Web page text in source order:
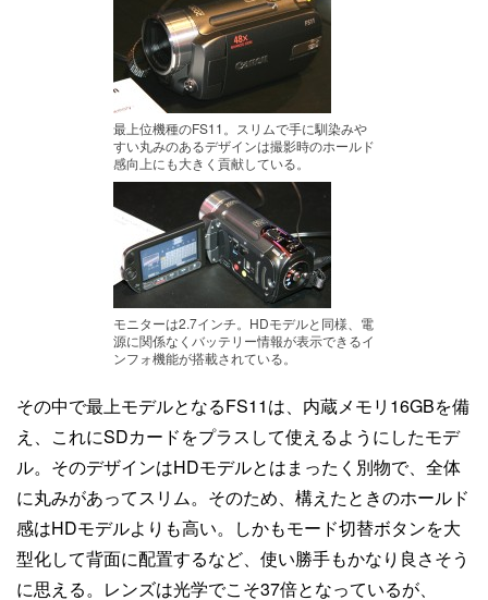
最上位機種のFS11。スリムで手に馴染みや
すい丸みのあるデザインは撮影時のホールド
感向上にも大きく貢献している。
モニターは2.7インチ。HDモデルと同様、電
源に関係なくバッテリー情報が表示できるイ
ンフォ機能が搭載されている。
その中で最上モデルとなるFS11は、内蔵メモリ16GBを備
え、これにSDカードをプラスして使えるようにしたモデ
ル。そのデザインはHDモデルとはまったく別物で、全体
に丸みがあってスリム。そのため、構えたときのホールド
感はHDモデルよりも高い。しかもモード切替ボタンを大
型化して背面に配置するなど、使い勝手もかなり良さそう
に思える。レンズは光学でこそ37倍となっているが、